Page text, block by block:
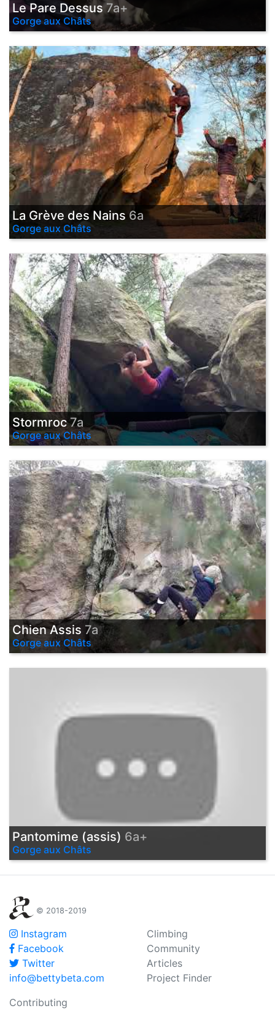
Le Pare Dessus7a+
Gorge aux Châts
La Grève des Nains 6a
Gorge aux Châts
Stormroc7a
Gorge aux Châts
Chien Assis 7a
Gorge aux Châts
Pantomime (assis) 6a+
Gorge aux Châts
© 2018-2019
Instagram
Facebook
Twitter
info@bettybeta.com
Climbing
Community
Articles
Project Finder
Contributing